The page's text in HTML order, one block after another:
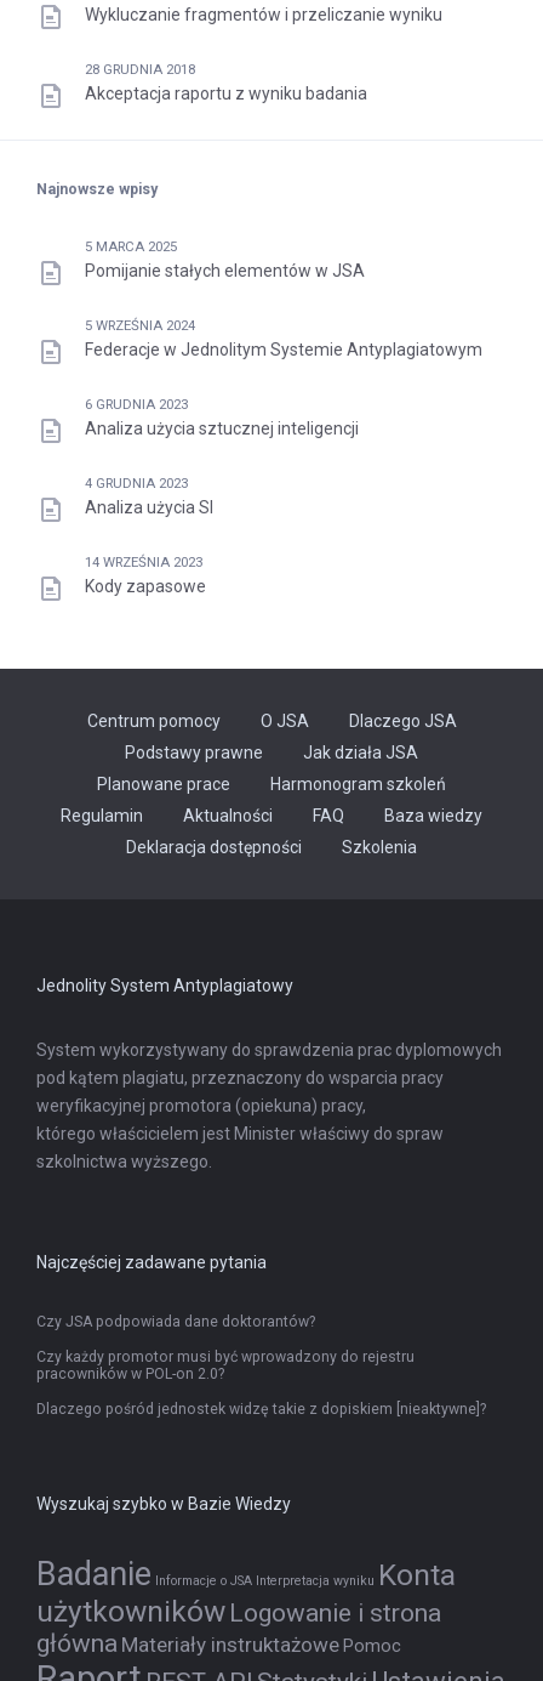
Wykluczanie fragmentów i przeliczanie wyniku
28 GRUDNIA 2018
Akceptacja raportu z wyniku badania
Najnowsze wpisy
5 MARCA 2025
Pomijanie stałych elementów w JSA
5 WRZEŚNIA 2024
Federacje w Jednolitym Systemie Antyplagiatowym
6 GRUDNIA 2023
Analiza użycia sztucznej inteligencji
4 GRUDNIA 2023
Analiza użycia SI
14 WRZEŚNIA 2023
Kody zapasowe
Centrum pomocy O JSA
Dlaczego JSA
Podstawy prawne
Jak działa JSA
Planowane prace
Harmonogram szkoleń
Regulamin
Aktualności FAQ
Baza wiedzy
Deklaracja dostępności
Szkolenia
Jednolity System Antyplagiatowy
System wykorzystywany do sprawdzenia prac dyplomowych
pod kątem plagiatu, przeznaczony do wsparcia pracy
weryfikacyjnej promotora (opiekuna) pracy,
którego właścicielem jest Minister właściwy do spraw
szkolnictwa wyższego.
Najczęściej zadawane pytania
Czy JSA podpowiada dane doktorantów?
Czy każdy promotor musi być wprowadzony do rejestru
pracowników w POL-on 2.0?
Dlaczego pośród jednostek widzę takie z dopiskiem [nieaktywne]?
Wyszukaj szybko w Bazie Wiedzy
Badanie Informacje o JSA Interpretacja wyniku Konta
użytkowników Logowanie i strona
główna Materiały instruktażowe Pomoc